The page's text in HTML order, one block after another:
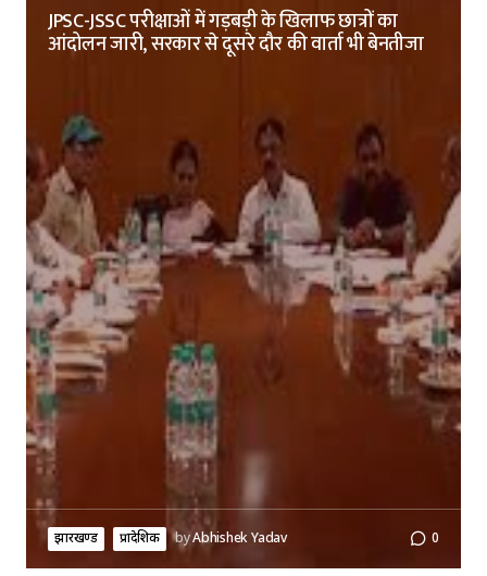
JPSC-JSSC परीक्षाओं में गड़बड़ी के खिलाफ छात्रों का
आंदोलन जारी, सरकार से दूसरे दौर की वार्ता भी बेनतीजा
झारखण्ड प्रादेशिक byAbhishek Yadav 0